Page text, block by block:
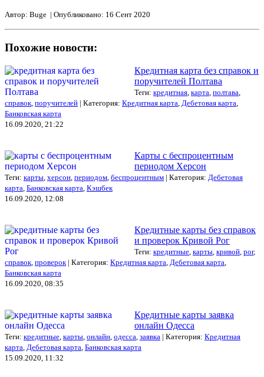
Автор: Buge | Опубликовано: 16 Сент 2020
Похожие новости:
Кредитная карта без справок и
поручителей Полтава
Теги: кредитная карта полтава
справок поручителей | Категория: Кредитная карта Дебетовая карта
Банковская карта
16.09.2020, 21:22
Карты с беспроцентным
периодом Херсон
Теги: карты херсон периодом беспроцентным | Категория: Дебетовая
карта Банковская карта Кэшбек
16.09.2020, 12:08
Кредитные карты без справок
и проверок Кривой Рог
Теги: кредитные карты кривой рог,
справок проверок | Категория: Кредитная карта Дебетовая карта
Банковская карта
16.09.2020, 08:35
Кредитные карты заявка
онлайн Одесса
Теги: кредитные карты онлайн одесса заявка | Категория: Кредитная
карта Дебетовая карта Банковская карта
15.09.2020, 11:32